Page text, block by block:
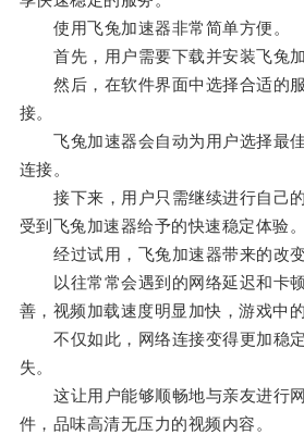
使用飞兔加速器非常简单方便。
首先，用户需要下载并安装飞兔加
然后，在软件界面中选择合适的
接。
飞兔加速器会自动为用户选择最佳
连接。
接下来，用户只需继续进行自己
受到飞兔加速器给予的快速稳定体验。
经过试用，飞兔加速器带来的改变
以往常常会遇到的网络延迟和卡顿
善，视频加载速度明显加快，游戏中
不仅如此，网络连接变得更加稳定
失。
这让用户能够顺畅地与亲友进行网
件，品味高清无压力的视频内容。